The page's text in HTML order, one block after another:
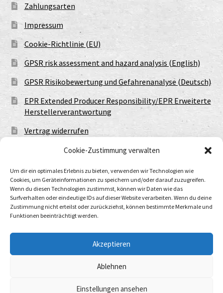
Cookie-Zustimmung verwalten
Um dir ein optimales Erlebnis zu bieten, verwenden wir Technologien wie
Cookies, um Geräteinformationen zu speichern und/oder darauf zuzugreifen.
Wenn du diesen Technologien zustimmst, können wir Daten wie das
Surfverhalten oder eindeutige IDs auf dieser Website verarbeiten. Wenn du deine
Zustimmung nicht erteilst oder zurückziehst, können bestimmte Merkmale und
Funktionen beeinträchtigt werden.
Akzeptieren
Ablehnen
Einstellungen ansehen
Zahlungsarten
Impressum
Cookie-Richtlinie (EU)
GPSR risk assessment and hazard analysis (English)
GPSR Risikobewertung und Gefahrenanalyse (Deutsch)
EPR Extended Producer Responsibility/EPR Erweiterte
Herstellerverantwortung
Vertrag widerrufen
Datenschutzerklärung
Built with WooCommerce.